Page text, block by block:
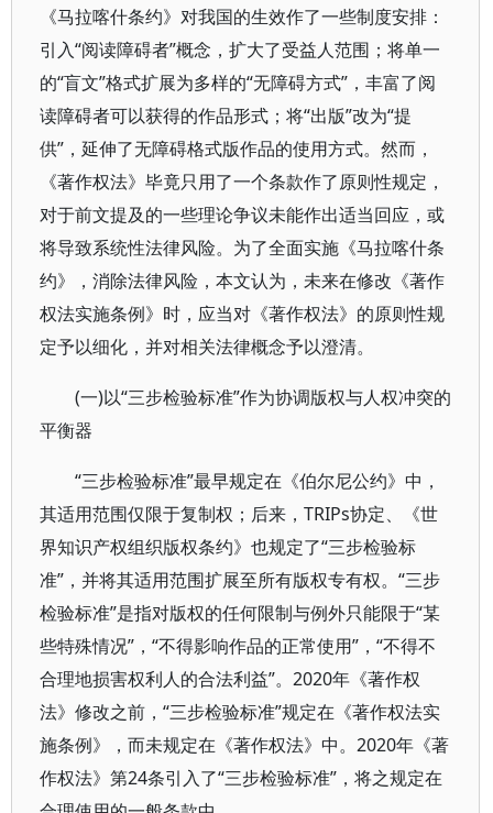
《马拉喀什条约》对我国的生效作了一些制度安排：
引入“阅读障碍者”概念，扩大了受益人范围；将单一
的“盲文”格式扩展为多样的“无障碍方式”，丰富了阅
读障碍者可以获得的作品形式；将“出版”改为“提
供”，延伸了无障碍格式版作品的使用方式。然而，
《著作权法》毕竟只用了一个条款作了原则性规定，
对于前文提及的一些理论争议未能作出适当回应，或
将导致系统性法律风险。为了全面实施《马拉喀什条
约》，消除法律风险，本文认为，未来在修改《著作
权法实施条例》时，应当对《著作权法》的原则性规
定予以细化，并对相关法律概念予以澄清。
(一)以“三步检验标准”作为协调版权与人权冲突的
平衡器
“三步检验标准”最早规定在《伯尔尼公约》中，
其适用范围仅限于复制权；后来，TRIPs协定、《世
界知识产权组织版权条约》也规定了“三步检验标
准”，并将其适用范围扩展至所有版权专有权。“三步
检验标准”是指对版权的任何限制与例外只能限于“某
些特殊情况”，“不得影响作品的正常使用”，“不得不
合理地损害权利人的合法利益”。2020年《著作权
法》修改之前，“三步检验标准”规定在《著作权法实
施条例》，而未规定在《著作权法》中。2020年《著
作权法》第24条引入了“三步检验标准”，将之规定在